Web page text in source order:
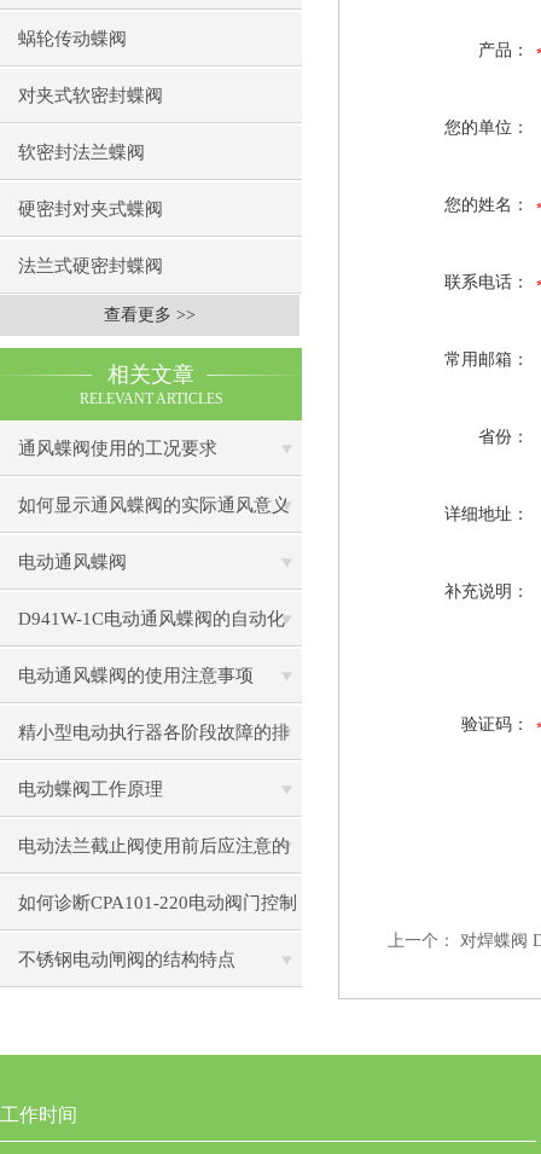
蜗轮传动蝶阀
对夹式软密封蝶阀
软密封法兰蝶阀
硬密封对夹式蝶阀
法兰式硬密封蝶阀
查看更多 >>
相关文章
RELEVANT ARTICLES
通风蝶阀使用的工况要求
如何显示通风蝶阀的实际通风意义
电动通风蝶阀
D941W-1C电动通风蝶阀的自动化
控制技术
电动通风蝶阀的使用注意事项
精小型电动执行器各阶段故障的排
除
电动蝶阀工作原理
电动法兰截止阀使用前后应注意的
事
如何诊断CPA101-220电动阀门控制
器的通信故障？
不锈钢电动闸阀的结构特点
产品：
您的单位：
您的姓名：
联系电话：
常用邮箱：
省份：
详细地址：
补充说明：
验证码：
上一个： 对焊蝶阀
工作时间